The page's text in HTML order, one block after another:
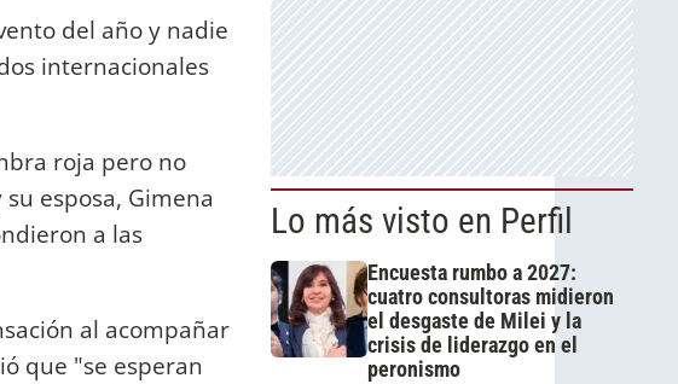
del año y nadie
internacionales
roja pero no
esposa, Gimena
a las
al acompañar
que "se esperan
Lo más visto en Perfil
Encuesta rumbo a 2027:
cuatro consultoras midieron
el desgaste de Milei y la
crisis de liderazgo en el
peronismo